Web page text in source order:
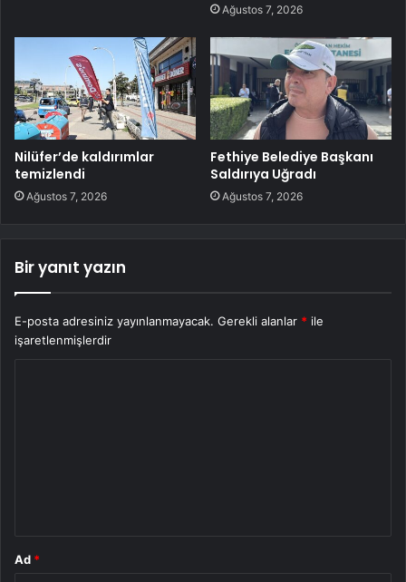
Ağustos 7, 2026
Nilüfer’de kaldırımlar
temizlendi
Ağustos 7, 2026
Fethiye Belediye Başkanı
Saldırıya Uğradı
Ağustos 7, 2026
Bir yanıt yazın
E-posta adresiniz yayınlanmayacak. Gerekli alanlar * ile
işaretlenmişlerdir
Ad *